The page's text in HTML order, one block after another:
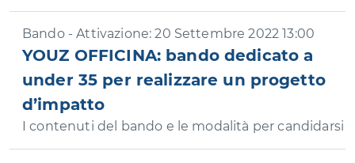
Bando - Attivazione: 20 Settembre 2022 13:00
YOUZ OFFICINA: bando dedicato a
under 35 per realizzare un progetto
d’impatto
I contenuti del bando e le modalità per candidarsi